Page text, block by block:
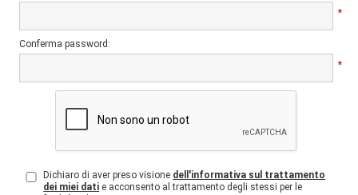
*
Conferma password:
*
Dichiaro di aver preso visione dell'informativa sul trattamento
dei miei dati e acconsento al trattamento degli stessi per le